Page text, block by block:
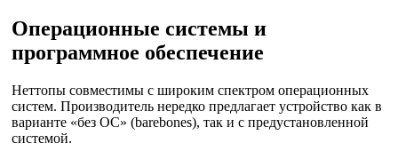
Операционные системы и
программное обеспечение
Неттопы совместимы с широким спектром операционных
систем. Производитель нередко предлагает устройство как в
варианте «без ОС» (barebones), так и с предустановленной
системой.